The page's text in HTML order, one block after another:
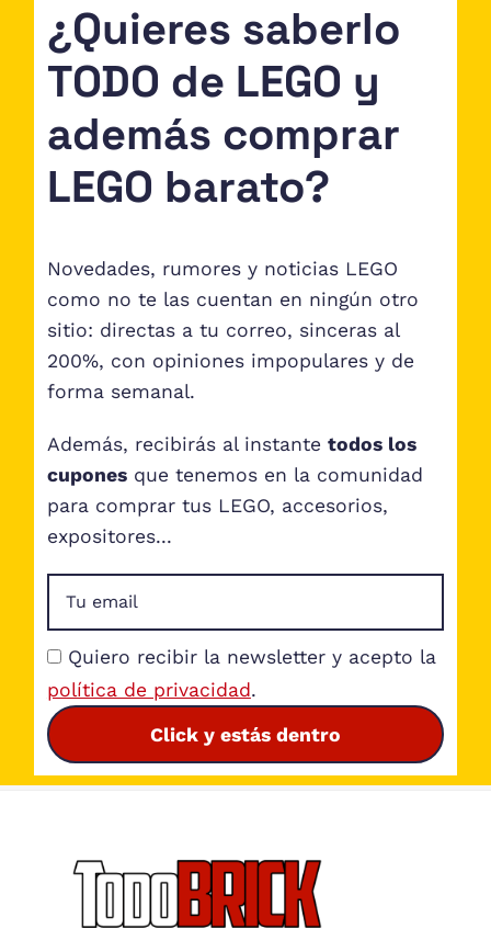
¿Quieres saberlo
TODO de LEGO y
además comprar
LEGO barato?
Novedades, rumores y noticias LEGO
como no te las cuentan en ningún otro
sitio: directas a tu correo, sinceras al
200%, con opiniones impopulares y de
forma semanal.
Además, recibirás al instante todos los
cuponesque tenemos en la comunidad
para comprar tus LEGO, accesorios,
expositores...
Quiero recibir la newsletter y acepto la
política de privacidad.
Click y estás dentro
Footer